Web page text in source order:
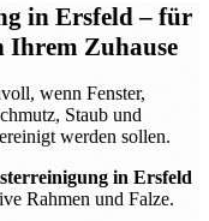
in Ersfeld– für
Ihrem Zuhause
wenn Fenster,
Staub und
werden sollen.
in Ersfeld
Rahmen und Falze.